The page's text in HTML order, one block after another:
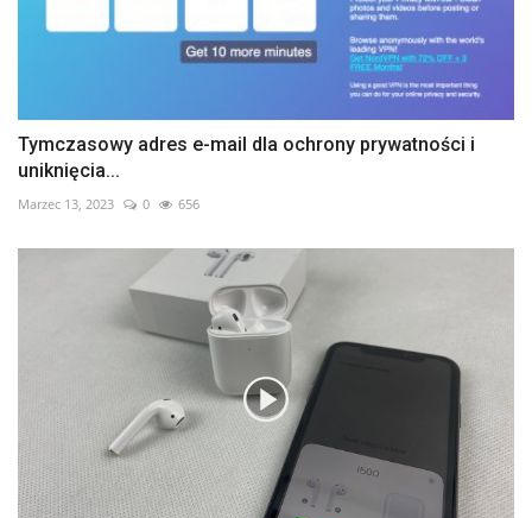
Tymczasowy adres e-mail dla ochrony prywatności i
uniknięcia...
Marzec 13, 2023 0 656